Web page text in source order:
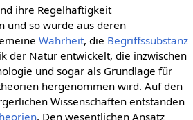
ihre Regelhaftigkeit
und so wurde aus deren
Wahrheit, die Begriffssubstanz
der Natur entwickelt, die inzwischen
und sogar als Grundlage für
hergenommen wird. Auf den
Wissenschaften entstanden
. Den wesentlichen Ansatz